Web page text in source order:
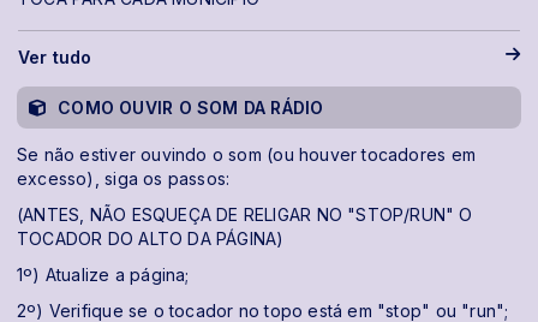
Ver tudo
COMO OUVIR O SOM DA RÁDIO
Se não estiver ouvindo o som (ou houver tocadores em
excesso), siga os passos:
(ANTES, NÃO ESQUEÇA DE RELIGAR NO "STOP/RUN" O
TOCADOR DO ALTO DA PÁGINA)
1º) Atualize a página;
2º) Verifique se o tocador no topo está em "stop" ou "run";